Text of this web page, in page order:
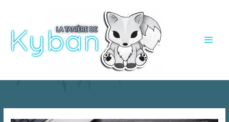
contenu